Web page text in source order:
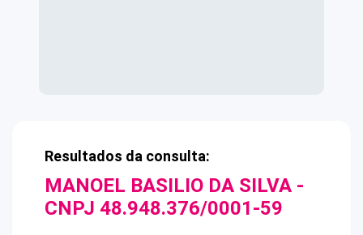
Resultados da consulta:
MANOEL BASILIO DA SILVA -
CNPJ 48.948.376/0001-59